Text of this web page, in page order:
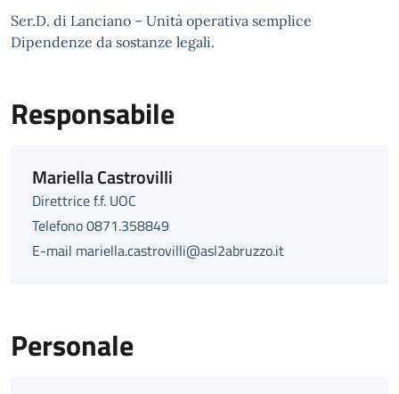
Ser.D. di Lanciano – Unità operativa semplice
Dipendenze da sostanze legali.
Responsabile
Mariella Castrovilli
Direttrice f.f. UOC
Telefono 0871.358849
E-mail mariella.castrovilli@asl2abruzzo.it
Personale